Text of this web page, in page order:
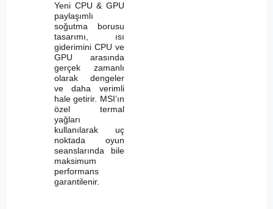
Yeni CPU & GPU
paylaşımlı
soğutma borusu
tasarımı, ısı
giderimini CPU ve
GPU arasında
gerçek zamanlı
olarak dengeler
ve daha verimli
hale getirir. MSI’ın
özel termal
yağları
kullanılarak uç
noktada oyun
seanslarında bile
maksimum
performans
garantilenir.